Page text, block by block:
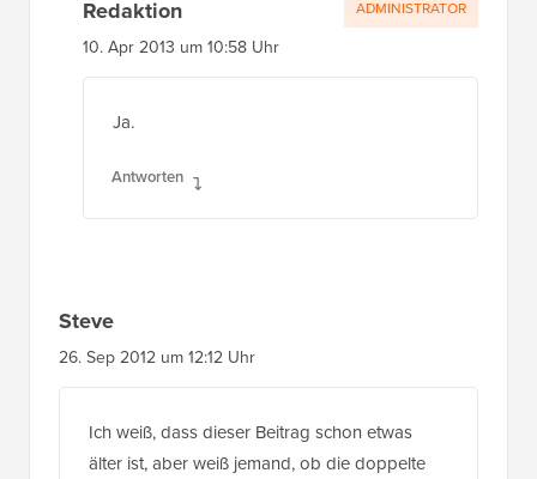
Redaktion
10. Apr 2013 um 10:58 Uhr
Ja.
Antworten
ADMINISTRATOR
Steve
26. Sep 2012 um 12:12 Uhr
Ich weiß, dass dieser Beitrag schon etwas
älter ist, aber weiß jemand, ob die doppelte